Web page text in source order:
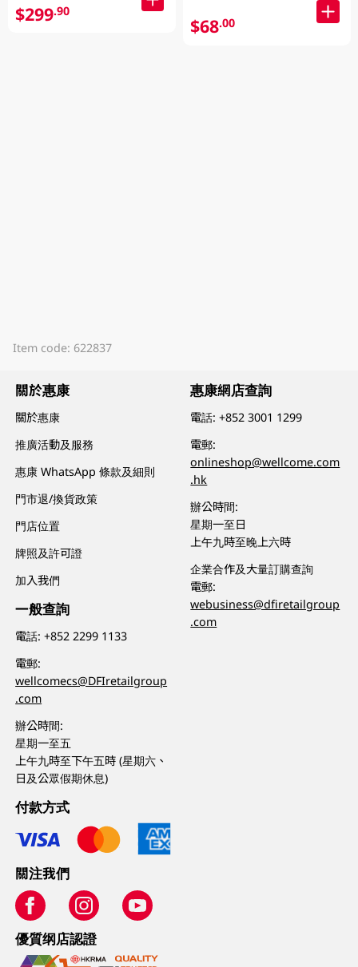
$299.90
$68.00
Item code: 622837
關於惠康
關於惠康
推廣活動及服務
惠康 WhatsApp 條款及細則
門市退/換貨政策
門店位置
牌照及許可證
加入我們
一般查詢
電話:+852 2299 1133
電郵:
wellcomecs@DFIretailgroup
.com
辦公時間:
星期一至五
上午九時至下午五時 (星期六、
日及公眾假期休息)
惠康網店查詢
電話:+852 3001 1299
電郵:
onlineshop@wellcome.com
.hk
辦公時間:
星期一至日
上午九時至晚上六時
企業合作及大量訂購查詢
電郵:
webusiness@dfiretailgroup
.com
付款方式
關注我們
優質纲店認證